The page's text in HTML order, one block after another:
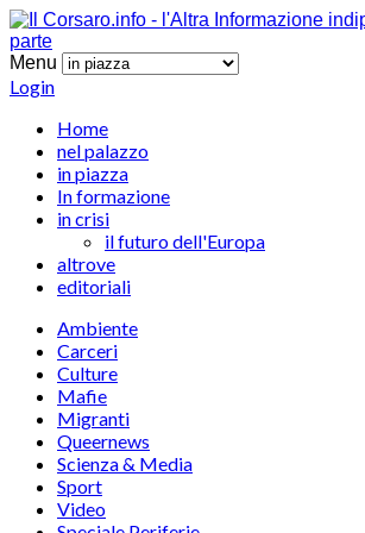
Menu
Login
Home
nel palazzo
in piazza
In formazione
in crisi
il futuro dell'Europa
altrove
editoriali
Ambiente
Carceri
Culture
Mafie
Migranti
Queernews
Scienza & Media
Sport
Video